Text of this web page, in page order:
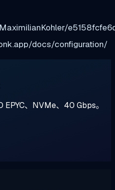
docs/configuration/
、NVMe、40 Gbps。